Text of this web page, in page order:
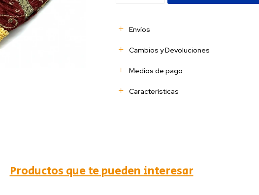
Envíos
Cambios y Devoluciones
Medios de pago
Características
Productos que te pueden interesar